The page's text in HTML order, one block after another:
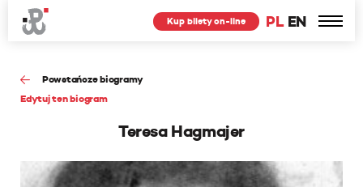
PL EN
Kup bilety on-line
Powstańcze biogramy
Edytuj ten biogram
Teresa Hagmajer